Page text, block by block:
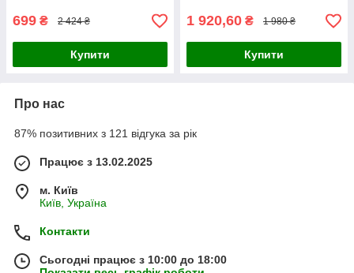
699 ₴ 2 424 ₴
Купити
1 920,60 ₴ 1 980 ₴
Купити
Про нас
87% позитивних з 121 відгука за рік
Працює з 13.02.2025
м. Київ
Київ, Україна
Контакти
Сьогодні працює з 10:00 до 18:00